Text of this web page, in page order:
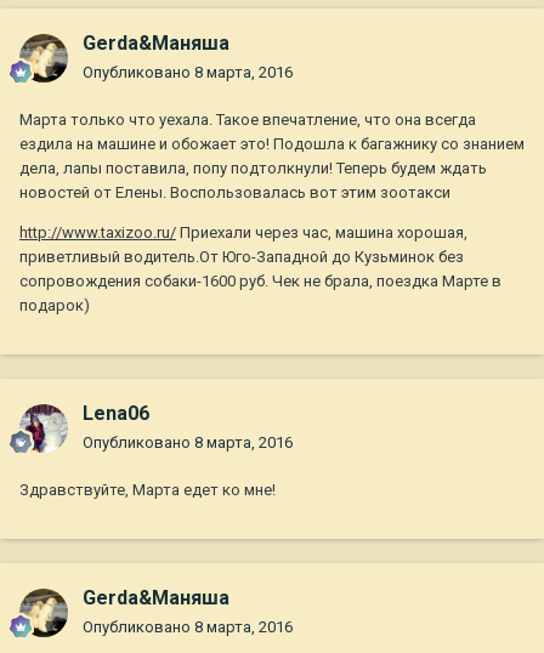
Gerda&Маняша
Опубликовано 8 марта, 2016
Марта только что уехала. Такое впечатление, что она всегда
ездила на машине и обожает это! Подошла к багажнику со знанием
дела, лапы поставила, попу подтолкнули! Теперь будем ждать
новостей от Елены. Воспользовалась вот этим зоотакси
http://www.taxizoo.ru/ Приехали через час, машина хорошая,
приветливый водитель.От Юго-Западной до Кузьминок без
сопровождения собаки-1600 руб. Чек не брала, поездка Марте в
подарок)
Lena06
Опубликовано 8 марта, 2016
Здравствуйте, Марта едет ко мне!
Gerda&Маняша
Опубликовано 8 марта, 2016